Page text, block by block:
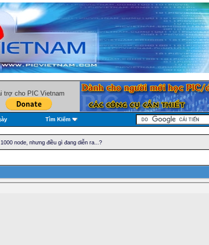
trợ cho PIC Vietnam
Tìm Kiếm
node, nhưng điều gì đang diễn ra...?